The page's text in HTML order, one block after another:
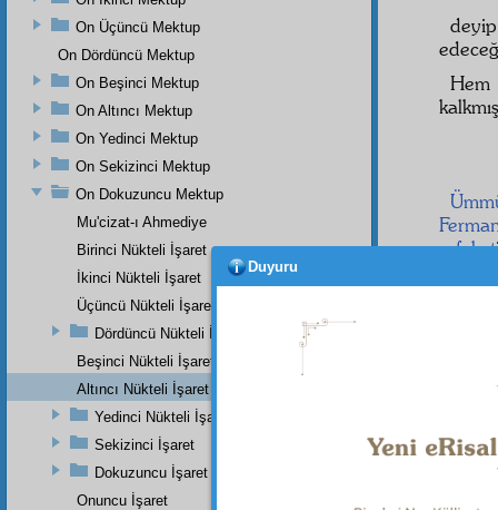
refakat
On Üçüncü Mektup
On Dördüncü Mektup
On Beşinci Mektup
On Altıncı Mektup
On Yedinci Mektup
On Sekizinci Mektup
On Dokuzuncu Mektup
Mu'cizat-ı Ahmediye
Birinci Nükteli İşaret
İkinci Nükteli İşaret
Üçüncü Nükteli İşaret
Dördüncü Nükteli İşaret
Beşinci Nükteli İşaret
Altıncı Nükteli İşaret
Yedinci Nükteli İşaret
Sekizinci İşaret
Dokuzuncu İşaret
Onuncu İşaret
Duyuru